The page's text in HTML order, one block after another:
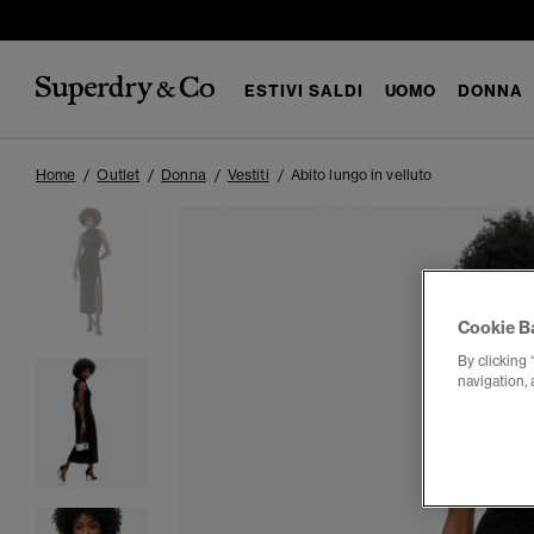
ESTIVI SALDI UOMO DONNA
Home Outlet Donna Vestiti Abito lungo in velluto
Cookie
By clicking
navigation,